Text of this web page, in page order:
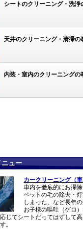
シートのクリーニング・洗浄
天井のクリーニング・清掃の
内装・室内のクリーニングの
ュー
カークリーニング（車
車内を徹底的にお掃除
ペットの毛の除去・
しまった、など長年
お子様の嘔吐（ゲロ
じてシートだってはずして
。